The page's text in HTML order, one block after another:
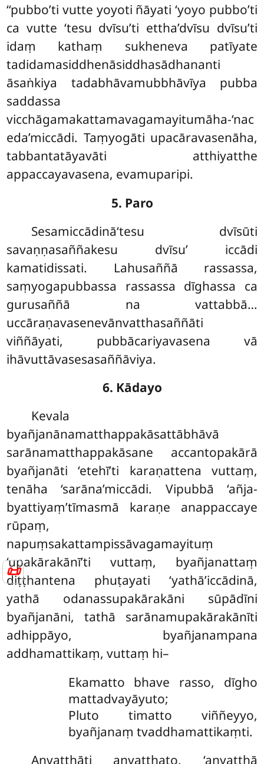
📜
‘‘pubbo’ti vutte yoyoti ñāyati ‘yoyo pubbo’ti
ca vutte ‘tesu dvīsu’ti ettha’dvīsu dvīsu’ti
idaṃ kathaṃ sukheneva patīyate
tadidamasiddhenāsiddhasādhananti
āsaṅkiya tadabhāvamubbhāvīya pubba
saddassa
vicchāgamakattamavagamayitumāha-‘nac
eda’miccādi. Taṃyogāti upacāravasenāha,
tabbantatāyavāti atthiyatthe
appaccayavasena, evamuparipi.
5. Paro
Sesamiccādinā‘tesu dvīsūti
savaṇṇasaññakesu dvīsu’ iccādi
kamatidissati. Lahusaññā rassassa,
saṃyogapubbassa rassassa dīghassa ca
gurusaññā na vattabbā…
uccāraṇavasenevānvatthasaññāti
viññāyati, pubbācariyavasena vā
ihāvuttāvasesasaññāviya.
6. Kādayo
Kevala
byañjanānamatthappakāsattābhāvā
sarānamatthappakāsane accantopakārā
byañjanāti ‘etehī’ti karaṇattena vuttaṃ,
tenāha ‘sarāna’miccādi. Vipubbā ‘añja-
byattiyaṃ’tīmasmā karaṇe anappaccaye
rūpaṃ,
napuṃsakattampissāvagamayituṃ
‘upakārakānī’ti vuttaṃ, byañjanattaṃ
diṭṭhantena phuṭayati ‘yathā’iccādinā,
yathā odanassupakārakāni sūpādīni
byañjanāni, tathā sarānamupakārakānīti
adhippāyo, byañjanampana
addhamattikaṃ, vuttaṃ hi–
Ekamatto bhave rasso, dīgho
mattadvayāyuto;
Pluto timatto viññeyyo,
byañjanaṃ tvaddhamattikaṃti.
Anvatthāti anvatthato, ‘anvatthā